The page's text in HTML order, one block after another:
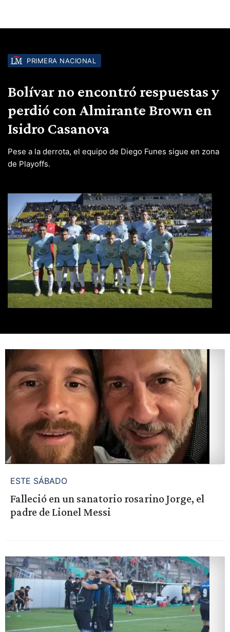
PRIMERA NACIONAL
Bolívar no encontró respuestas y
perdió con Almirante Brown en
Isidro Casanova
Pese a la derrota, el equipo de Diego Funes sigue en zona
de Playoffs.
ESTE SÁBADO
Falleció en un sanatorio rosarino Jorge, el
padre de Lionel Messi